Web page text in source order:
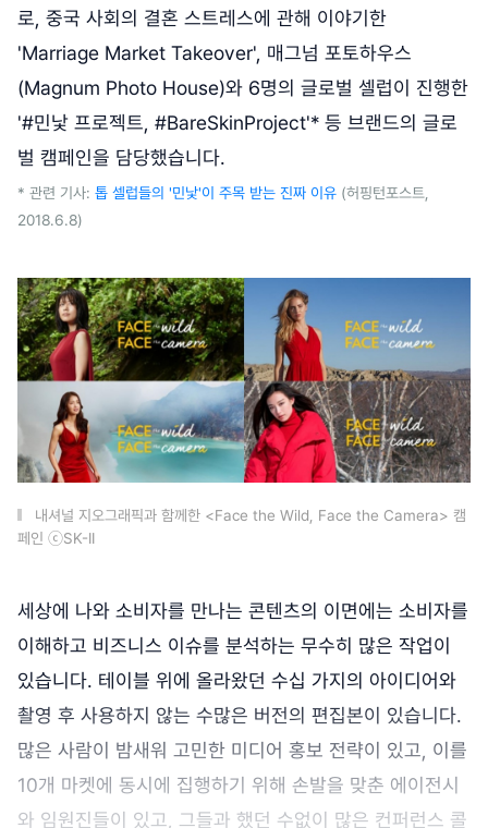
로, 중국 사회의 결혼 스트레스에 관해 이야기한
'Marriage Market Takeover', 매그넘 포토하우스
(Magnum Photo House)와 6명의 글로벌 셀럽이 진행한
'#민낯 프로젝트, #BareSkinProject'* 등 브랜드의 글로
벌 캠페인을 담당했습니다.
* 관련 기사: 톱 셀럽들의 '민낯'이 주목 받는 진짜 이유 (허핑턴포스트,
2018.6.8)
내셔널 지오그래픽과 함께한 <Face the Wild, Face the Camera> 캠
페인 ⓒSK-II
세상에 나와 소비자를 만나는 콘텐츠의 이면에는 소비자를
이해하고 비즈니스 이슈를 분석하는 무수히 많은 작업이
있습니다. 테이블 위에 올라왔던 수십 가지의 아이디어와
촬영 후 사용하지 않는 수많은 버전의 편집본이 있습니다.
많은 사람이 밤새워 고민한 미디어 홍보 전략이 있고, 이를
10개 마켓에 동시에 집행하기 위해 손발을 맞춘 에이전시
와 임원진들이 있고, 그들과 했던 수없이 많은 컨퍼런스 콜